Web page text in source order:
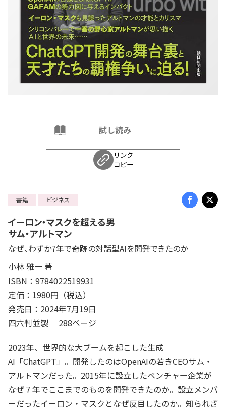
試し読み
リンク
コピー
書籍 ビジネス
イーロン・マスクを超える男
サム・アルトマン
なぜ、わずか7年で奇跡の対話型AIを開発できたのか
小林 雅一 著
ISBN：9784022519931
定価：1980円（税込）
発売日：2024年7月19日
四六判並製 288ページ
2023年、世界的な大ブームを起こした生成
AI「ChatGPT」。開発したのはOpenAIの若きCEOサム・
アルトマンだった。2015年に設立したベンチャー企業が
なぜ７年でここまでのものを開発できたのか。設立メンバ
ーだったイーロン・マスクとなぜ反目したのか。知られざ